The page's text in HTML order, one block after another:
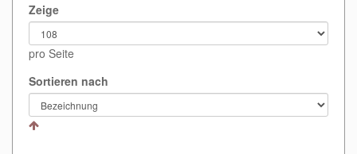
Zeige
pro Seite
Sortieren nach